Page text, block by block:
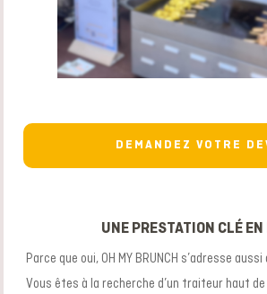
DEMANDEZ VOTRE
UNE PRESTATION CLÉ
Parce que oui, OH MY BRUNCH s’adresse
Vous êtes à la recherche d’un traiteur haut